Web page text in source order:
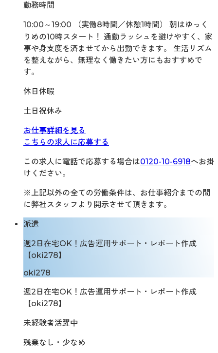
勤務時間
10:00～19:00 （実働8時間／休憩1時間） 朝はゆっく
りめの10時スタート！ 通勤ラッシュを避けやすく、家
事や身支度を済ませてから出勤できます。 生活リズム
を整えながら、無理なく働きたい方にもおすすめで
す。
休日休暇
土日祝休み
お仕事詳細を見る
こちらの求人に応募する
この求人に電話で応募する場合は0120-10-6918へお掛
けください。
※上記以外の全ての労働条件は、お仕事紹介までの間
に弊社スタッフより開示させて頂きます。
派遣
週2日在宅OK！広告運用サポート・レポート作成
【oki278】
oki278
週2日在宅OK！広告運用サポート・レポート作成
【oki278】
未経験者活躍中
残業なし・少なめ